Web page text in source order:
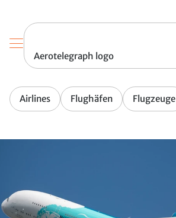
Aerotelegraph logo
Airlines Flughäfen Flugzeuge